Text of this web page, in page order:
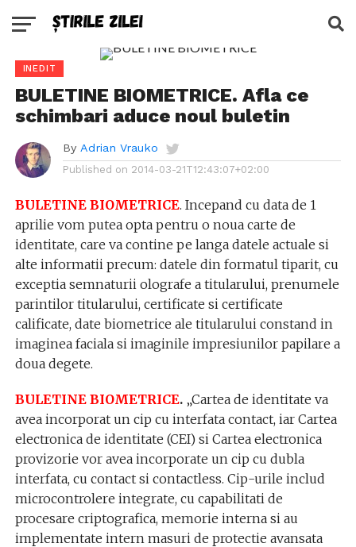
INEDIT
BULETINE BIOMETRICE. Afla ce
schimbari aduce noul buletin
By Adrian Vrauko
Published on 2014-03-21T12:43:07+02:00
BULETINE BIOMETRICE. Incepand cu data de 1
aprilie vom putea opta pentru o noua carte de
identitate, care va contine pe langa datele actuale si
alte informatii precum: datele din formatul tiparit, cu
exceptia semnaturii olografe a titularului, prenumele
parintilor titularului, certificate si certificate
calificate, date biometrice ale titularului constand in
imaginea faciala si imaginile impresiunilor papilare a
doua degete.
BULETINE BIOMETRICE. „Cartea de identitate va
avea incorporat un cip cu interfata contact, iar Cartea
electronica de identitate (CEI) si Cartea electronica
provizorie vor avea incorporate un cip cu dubla
interfata, cu contact si contactless. Cip-urile includ
microcontrolere integrate, cu capabilitati de
procesare criptografica, memorie interna si au
implementate intern masuri de protectie avansata